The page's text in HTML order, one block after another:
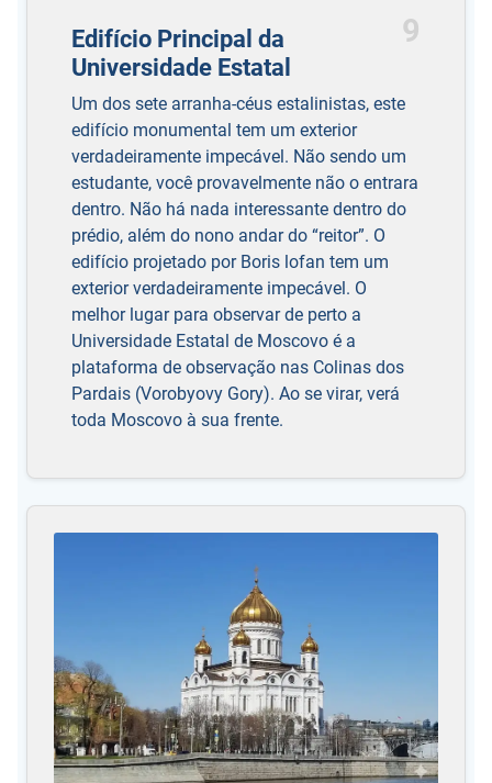
9
Edifício Principal da
Universidade Estatal
Um dos sete arranha-céus estalinistas, este
edifício monumental tem um exterior
verdadeiramente impecável. Não sendo um
estudante, você provavelmente não o entrara
dentro. Não há nada interessante dentro do
prédio, além do nono andar do “reitor”. O
edifício projetado por Boris lofan tem um
exterior verdadeiramente impecável. O
melhor lugar para observar de perto a
Universidade Estatal de Moscovo é a
plataforma de observação nas Colinas dos
Pardais (Vorobyovy Gory). Ao se virar, verá
toda Moscovo à sua frente.